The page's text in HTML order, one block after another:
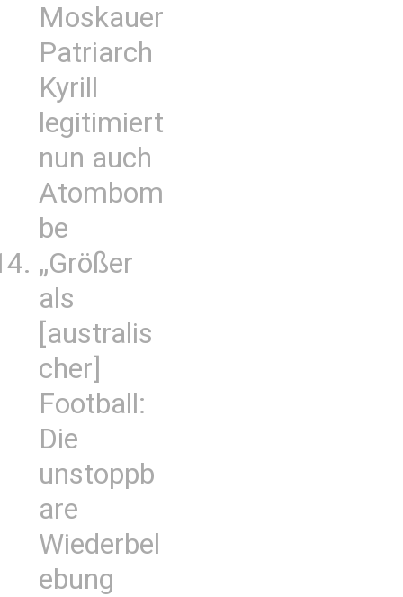
Moskauer
Patriarch
Kyrill
legitimiert
nun auch
Atombom
be
„Größer
als
[australis
cher]
Football:
Die
unstoppb
are
Wiederbel
ebung